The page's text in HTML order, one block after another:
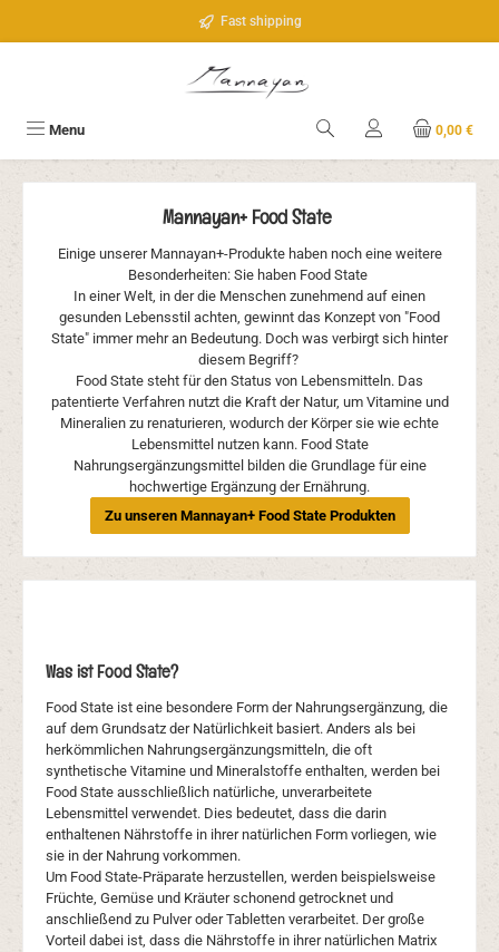
Fast shipping
Menu 0,00 €
Mannayan+ Food State
Einige unserer Mannayan+-Produkte haben noch eine weitere
Besonderheiten: Sie haben Food State
In einer Welt, in der die Menschen zunehmend auf einen
gesunden Lebensstil achten, gewinnt das Konzept von "Food
State" immer mehr an Bedeutung. Doch was verbirgt sich hinter
diesem Begriff?
Food State steht für den Status von Lebensmitteln. Das
patentierte Verfahren nutzt die Kraft der Natur, um Vitamine und
Mineralien zu renaturieren, wodurch der Körper sie wie echte
Lebensmittel nutzen kann. Food State
Nahrungsergänzungsmittel bilden die Grundlage für eine
hochwertige Ergänzung der Ernährung.
Zu unseren Mannayan+ Food State Produkten
Was ist Food State?
Food State ist eine besondere Form der Nahrungsergänzung, die
auf dem Grundsatz der Natürlichkeit basiert. Anders als bei
herkömmlichen Nahrungsergänzungsmitteln, die oft
synthetische Vitamine und Mineralstoffe enthalten, werden bei
Food State ausschließlich natürliche, unverarbeitete
Lebensmittel verwendet. Dies bedeutet, dass die darin
enthaltenen Nährstoffe in ihrer natürlichen Form vorliegen, wie
sie in der Nahrung vorkommen.
Um Food State-Präparate herzustellen, werden beispielsweise
Früchte, Gemüse und Kräuter schonend getrocknet und
anschließend zu Pulver oder Tabletten verarbeitet. Der große
Vorteil dabei ist, dass die Nährstoffe in ihrer natürlichen Matrix